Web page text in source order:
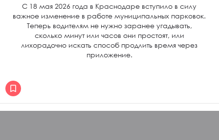
С 18 мая 2026 года в Краснодаре вступило в силу
важное изменение в работе муниципальных парковок.
Теперь водителям не нужно заранее угадывать,
сколько минут или часов они простоят, или
лихорадочно искать способ продлить время через
приложение.